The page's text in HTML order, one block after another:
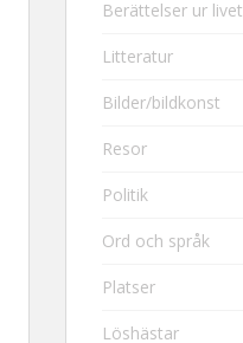
Berättelser ur livet
Litteratur
Bilder/bildkonst
Resor
Politik
Ord och språk
Platser
Löshästar